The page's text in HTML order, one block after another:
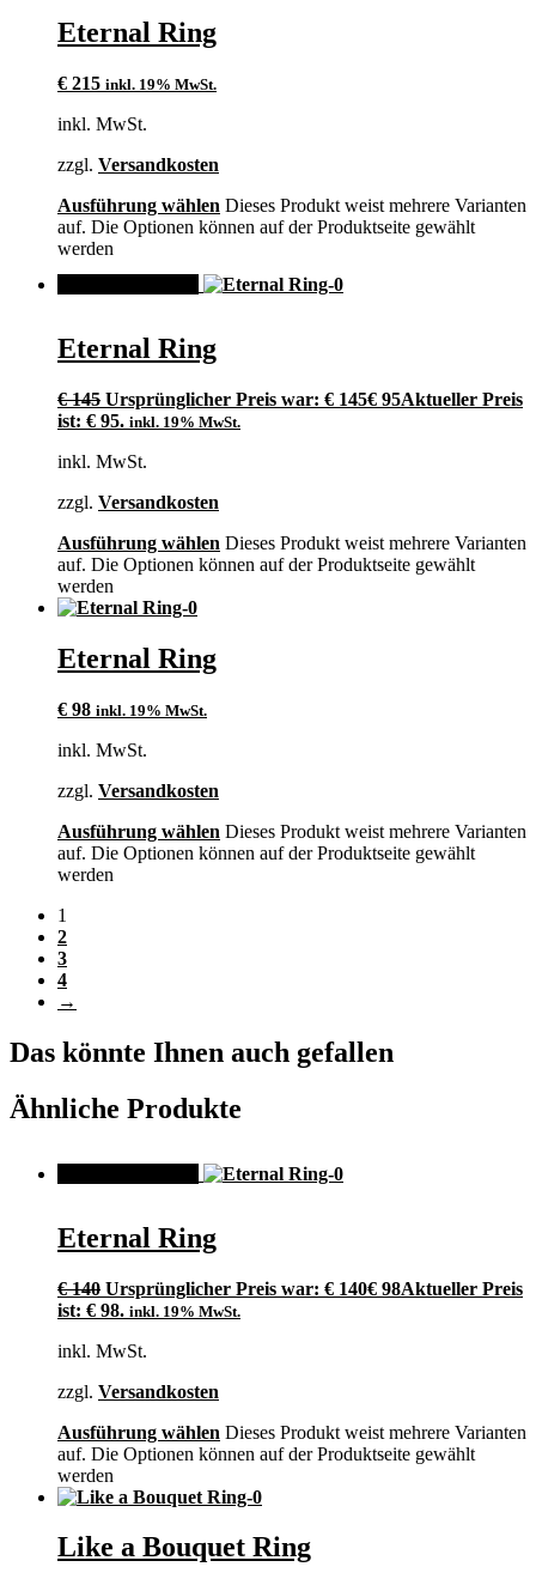
Eternal Ring
€ 215 inkl. 19% MwSt.
inkl. MwSt.
zzgl. Versandkosten
Ausführung wählen Dieses Produkt weist mehrere Varianten
auf. Die Optionen können auf der Produktseite gewählt
werden
Eternal Ring
€145 Ursprünglicher Preis war: € 145€ 95Aktueller Preis
ist: € 95. inkl. 19% MwSt.
inkl. MwSt.
zzgl. Versandkosten
Ausführung wählen Dieses Produkt weist mehrere Varianten
auf. Die Optionen können auf der Produktseite gewählt
werden
Eternal Ring
€ 98 inkl. 19% MwSt.
inkl. MwSt.
zzgl. Versandkosten
Ausführung wählen Dieses Produkt weist mehrere Varianten
auf. Die Optionen können auf der Produktseite gewählt
werden
1
2
3
4
→
Das könnte Ihnen auch gefallen
Ähnliche Produkte
Eternal Ring
€140 Ursprünglicher Preis war: € 140€ 98Aktueller Preis
ist: € 98. inkl. 19% MwSt.
inkl. MwSt.
zzgl. Versandkosten
Ausführung wählen Dieses Produkt weist mehrere Varianten
auf. Die Optionen können auf der Produktseite gewählt
werden
Like a Bouquet Ring